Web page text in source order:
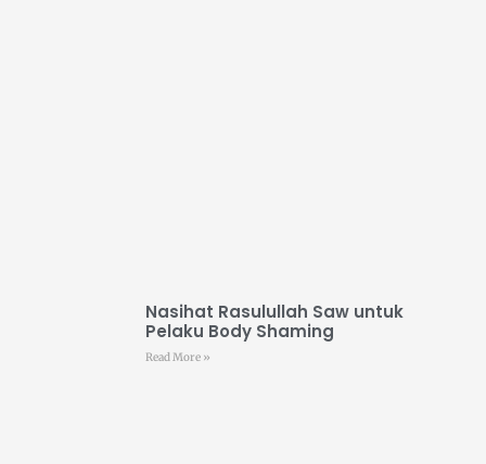
Nasihat Rasulullah Saw untuk
Pelaku Body Shaming
Read More »